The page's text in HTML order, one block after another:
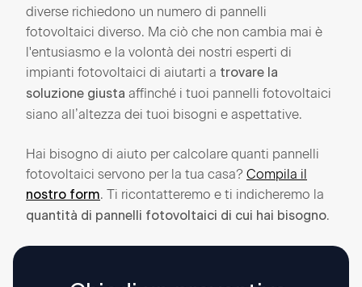
diverse richiedono un numero di pannelli
fotovoltaici diverso. Ma ciò che non cambia mai è
l'entusiasmo e la volontà dei nostri esperti di
impianti fotovoltaici di aiutarti a trovare la
soluzione giusta affinché i tuoi pannelli fotovoltaici
siano all’altezza dei tuoi bisogni e aspettative.
Hai bisogno di aiuto per calcolare quanti pannelli
fotovoltaici servono per la tua casa? Compila il
nostro form. Ti ricontatteremo e ti indicheremo la
quantità di pannelli fotovoltaici di cui hai bisogno.